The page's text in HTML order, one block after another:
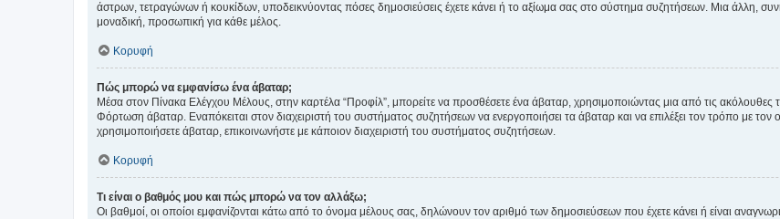
άστρων, τετραγώνων ή κουκίδων, υποδεικνύοντας πόσες δημοσιεύσεις έχετε κάνει ή το αξίωμα σας στο σύστημα συζητήσεων. Μια άλλη,
μοναδική, προσωπική για κάθε μέλος.
Κορυφή
Πώς μπορώ να εμφανίσω ένα άβαταρ;
Μέσα στον Πίνακα Ελέγχου Μέλους, στην καρτέλα “Προφίλ”, μπορείτε να προσθέσετε ένα άβαταρ, χρησιμοποιώντας μια από τις
Φόρτωση άβαταρ. Εναπόκειται στον διαχειριστή του συστήματος συζητήσεων να ενεργοποιήσει τα άβαταρ και να επιλέξει τον τρόπο με
χρησιμοποιήσετε άβαταρ, επικοινωνήστε με κάποιον διαχειριστή του συστήματος συζητήσεων.
Κορυφή
Τι είναι ο βαθμός μου και πώς μπορώ να τον αλλάξω;
Οι βαθμοί, οι οποίοι εμφανίζονται κάτω από το όνομα μέλους σας, δηλώνουν τον αριθμό των δημοσιεύσεων που έχετε κάνει ή είναι